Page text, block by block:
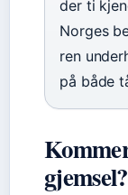
der ti
Norges
ren
på både
gjemsel?